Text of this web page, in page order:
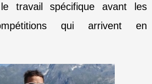
travail spécifique avant les
qui arrivent en